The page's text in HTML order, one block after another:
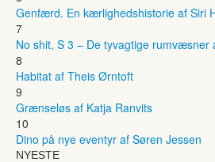
Genfærd. En kærlighedshistorie af Siri
7
No shit, S 3 – De tyvagtige rumvæsner
8
Habitat af Theis Ørntoft
9
Grænseløs af Katja Ranvits
10
Dino på nye eventyr af Søren Jessen
NYESTE